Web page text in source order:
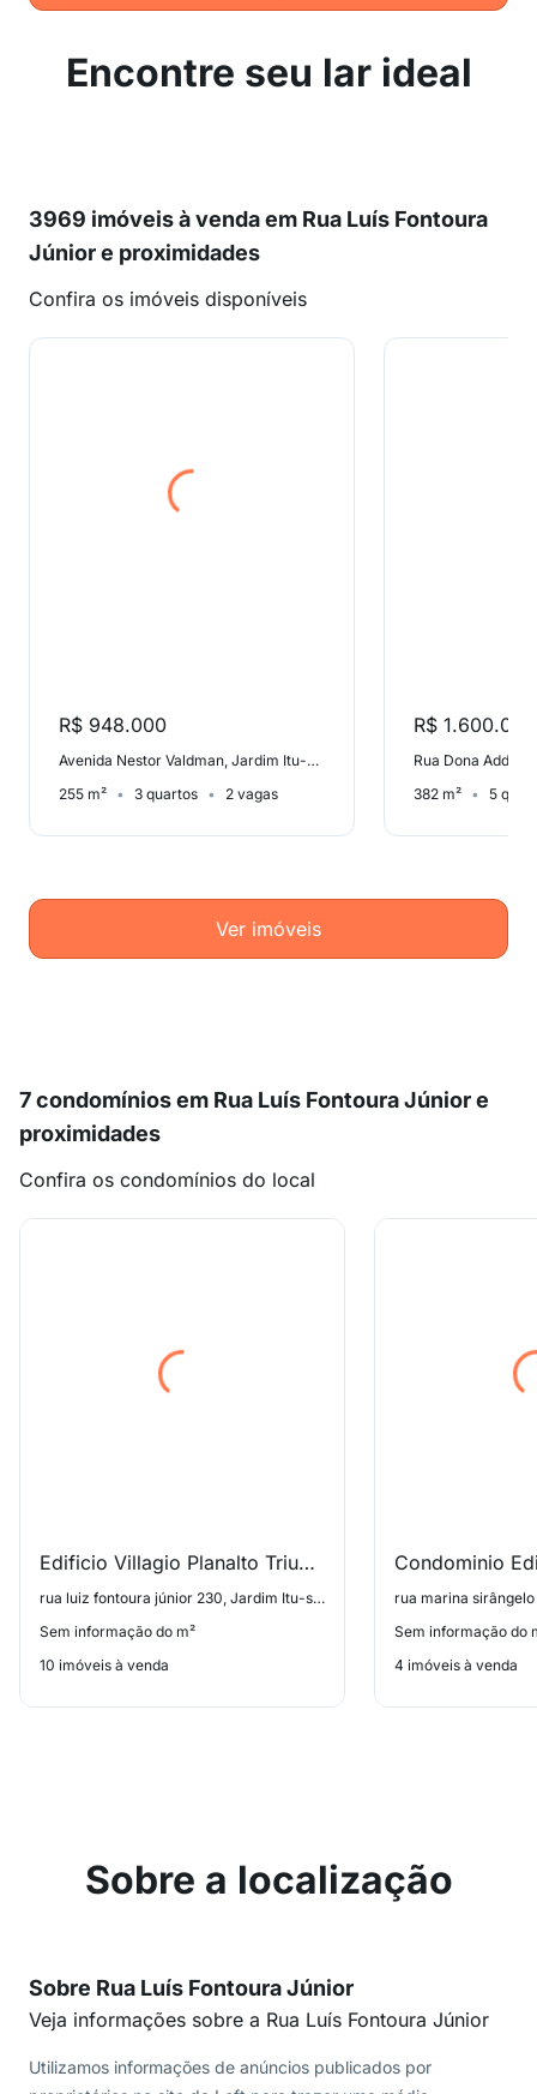
Encontre seu lar ideal
3969 imóveis à venda em Rua Luís Fontoura
Júnior e proximidades
Confira os imóveis disponíveis
R$ 948.000
Avenida Nestor Valdman, Jardim Itu-Sabará
255 m²
3 quartos 2 vagas
R$ 1.600.000
382 m² 5
Ver imóveis
7 condomínios em Rua Luís Fontoura Júnior e
proximidades
Confira os condomínios do local
Edificio Villagio Planalto Triunfo
rua luiz fontoura júnior 230, Jardim Itu-sabará
Sem informação do m²
10 imóveis à venda
Sem informação do
4 imóveis à venda
Sobre a localização
Sobre Rua Luís Fontoura Júnior
Veja informações sobre a Rua Luís Fontoura Júnior
Utilizamos informações de anúncios publicados por